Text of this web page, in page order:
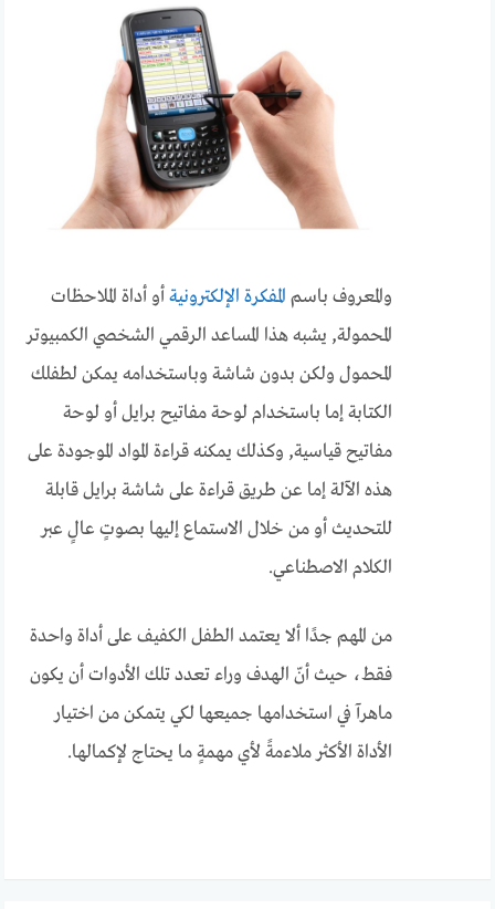
والمعروف باسم المفكرة الإلكترونية أو أداة الملاحظات
المحمولة, يشبه هذا المساعد الرقمي الشخصي الكمبيوتر
المحمول ولكن بدون شاشة وباستخدامه يمكن لطفلك
الكتابة إما باستخدام لوحة مفاتيح برايل أو لوحة
مفاتيح قياسية, وكذلك يمكنه قراءة المواد الموجودة على
هذه الآلة إما عن طريق قراءة على شاشة برايل قابلة
للتحديث أو من خلال الاستماع إليها بصوتٍ عالٍ عبر
الكلام الاصطناعي.
من المهم جدًا ألا يعتمد الطفل الكفيف على أداة واحدة
فقط، حيث أنّ الهدف وراء تعدد تلك الأدوات أن يكون
ماهرآ في استخدامها جميعها لكي يتمكن من اختيار
الأداة الأكثر ملاءمةً لأي مهمةٍ ما يحتاج لإكمالها.